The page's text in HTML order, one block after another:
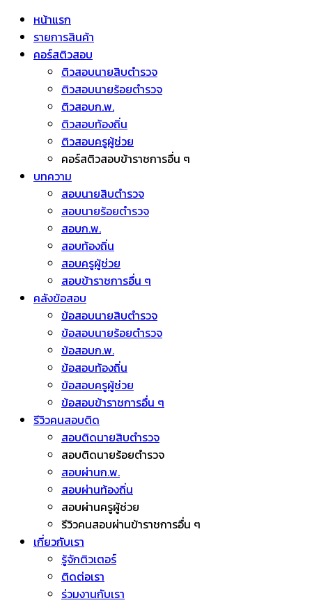
หน้าแรก
รายการสินค้า
คอร์สติวสอบ
ติวสอบนายสิบตำรวจ
ติวสอบนายร้อยตำรวจ
ติวสอบก.พ.
ติวสอบท้องถิ่น
ติวสอบครูผู้ช่วย
คอร์สติวสอบข้าราชการอื่น ๆ
บทความ
สอบนายสิบตำรวจ
สอบนายร้อยตำรวจ
สอบก.พ.
สอบท้องถิ่น
สอบครูผู้ช่วย
สอบข้าราชการอื่น ๆ
คลังข้อสอบ
ข้อสอบนายสิบตำรวจ
ข้อสอบนายร้อยตำรวจ
ข้อสอบก.พ.
ข้อสอบท้องถิ่น
ข้อสอบครูผู้ช่วย
ข้อสอบข้าราชการอื่น ๆ
รีวิวคนสอบติด
สอบติดนายสิบตำรวจ
สอบติดนายร้อยตำรวจ
สอบผ่านก.พ.
สอบผ่านท้องถิ่น
สอบผ่านครูผู้ช่วย
รีวิวคนสอบผ่านข้าราชการอื่น ๆ
เกี่ยวกับเรา
รู้จักติวเตอร์
ติดต่อเรา
ร่วมงานกับเรา